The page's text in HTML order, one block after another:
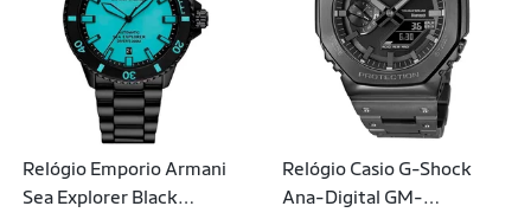
Relógio Emporio Armani
Sea Explorer Black
Relógio Casio G-Shock
Ana-Digital GM-